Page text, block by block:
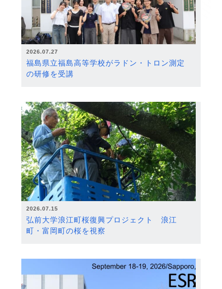
2026.07.27
福島県立福島高等学校がラドン・トロン測定
の研修を受講
2026.07.15
弘前大学浪江町桜復興プロジェクト 浪江
町・富岡町の桜を視察